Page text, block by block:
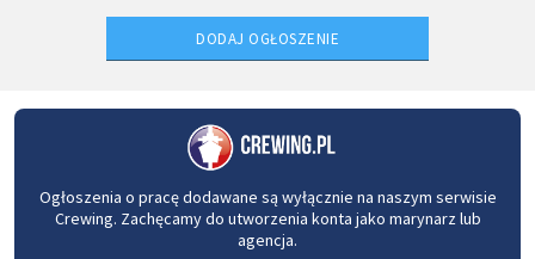
DODAJ OGŁOSZENIE
Ogłoszenia o pracę dodawane są wyłącznie na naszym serwisie
Crewing. Zachęcamy do utworzenia konta jako marynarz lub
agencja.